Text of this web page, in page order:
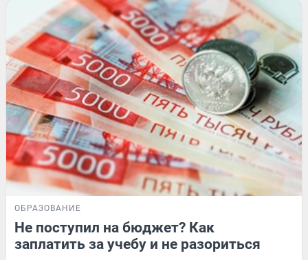
ОБРАЗОВАНИЕ
Не поступил на бюджет? Как
заплатить за учебу и не разориться